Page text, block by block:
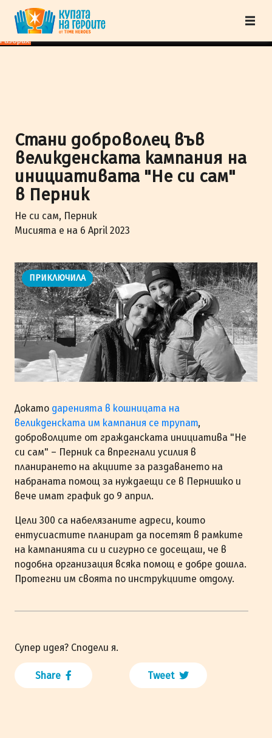
"Купата на героите" от TimeHeroes ползва cookies, за да осигурим по-
добро представяне на сайта и да подобрим Вашето преживяване.Научи
повече
Разбрах!
Стани доброволец във
великденската кампания на
инициативата "Не си сам"
в Перник
Не си сам, Перник
Мисията е на 6 April 2023
ПРИКЛЮЧИЛА
Докато даренията в кошницата на
великденската им кампания се трупат,
доброволците от гражданската инициатива "Не
си сам" – Перник са впрегнали усилия в
планирането на акциите за раздаването на
набраната помощ за нуждаещи се в Пернишко и
вече имат график до 9 април.
Цели 300 са набелязаните адреси, които
ентусиастите планират да посетят в рамките
на кампанията си и сигурно се досещаш, че в
подобна организация всяка помощ е добре дошла.
Протегни им своята по инструкциите отдолу.
Супер идея? Сподели я.
Share Tweet